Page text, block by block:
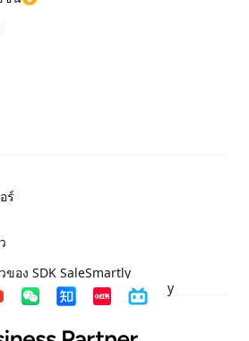
ร์
อง SDK SaleSmartly
ติตาม SDK ของ SaleSmartly